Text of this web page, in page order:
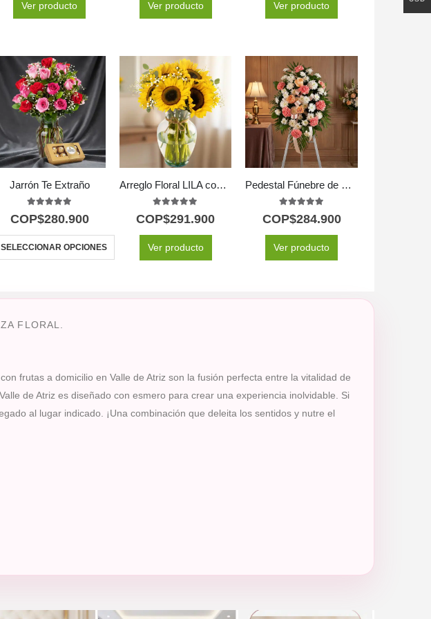
Ver producto Ver producto Ver producto
Jarrón Te Extraño
5.00
COP$280.900
SELECCIONAR OPCIONES
Arreglo Floral LILA con Girasoles: Un Regalo Radiante de Amor y Gratitud 🌻
5.00
COP$291.900
Ver producto
Pedestal Fúnebre de Homenaje para Timoteo 🕊️
5.00
COP$284.900
Ver producto
FLORAL.
frutas a domicilio en Valle de Atriz son la fusión perfecta entre la vitalidad de
de Atriz es diseñado con esmero para crear una experiencia inolvidable. Si
al lugar indicado. ¡Una combinación que deleita los sentidos y nutre el